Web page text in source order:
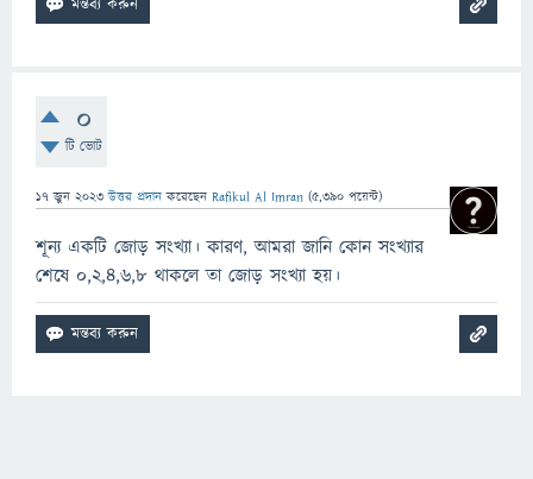
0
টি ভোট
17 জুন 2023 উত্তর প্রদান করেছেন Rafikul Al Imran (5,390 পয়েন্ট)
শূন্য একটি জোড় সংখ্যা। কারণ, আমরা জানি কোন সংখ্যার
শেষে ০,২,৪,৬,৮ থাকলে তা জোড় সংখ্যা হয়।